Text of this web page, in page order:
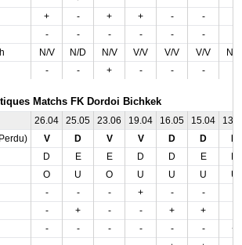
+ - + + - -
- - - - - -
N/V N/D N/V V/V V/V V/V
N/
- - + - - -
Matchs FK Dordoi Bichkek
26.04 25.05 23.06 19.04 16.05 15.04
V D V V D D
D E E D D E
O U O U U U
U
- - - + - -
- + - - + +
- - - - - -
+